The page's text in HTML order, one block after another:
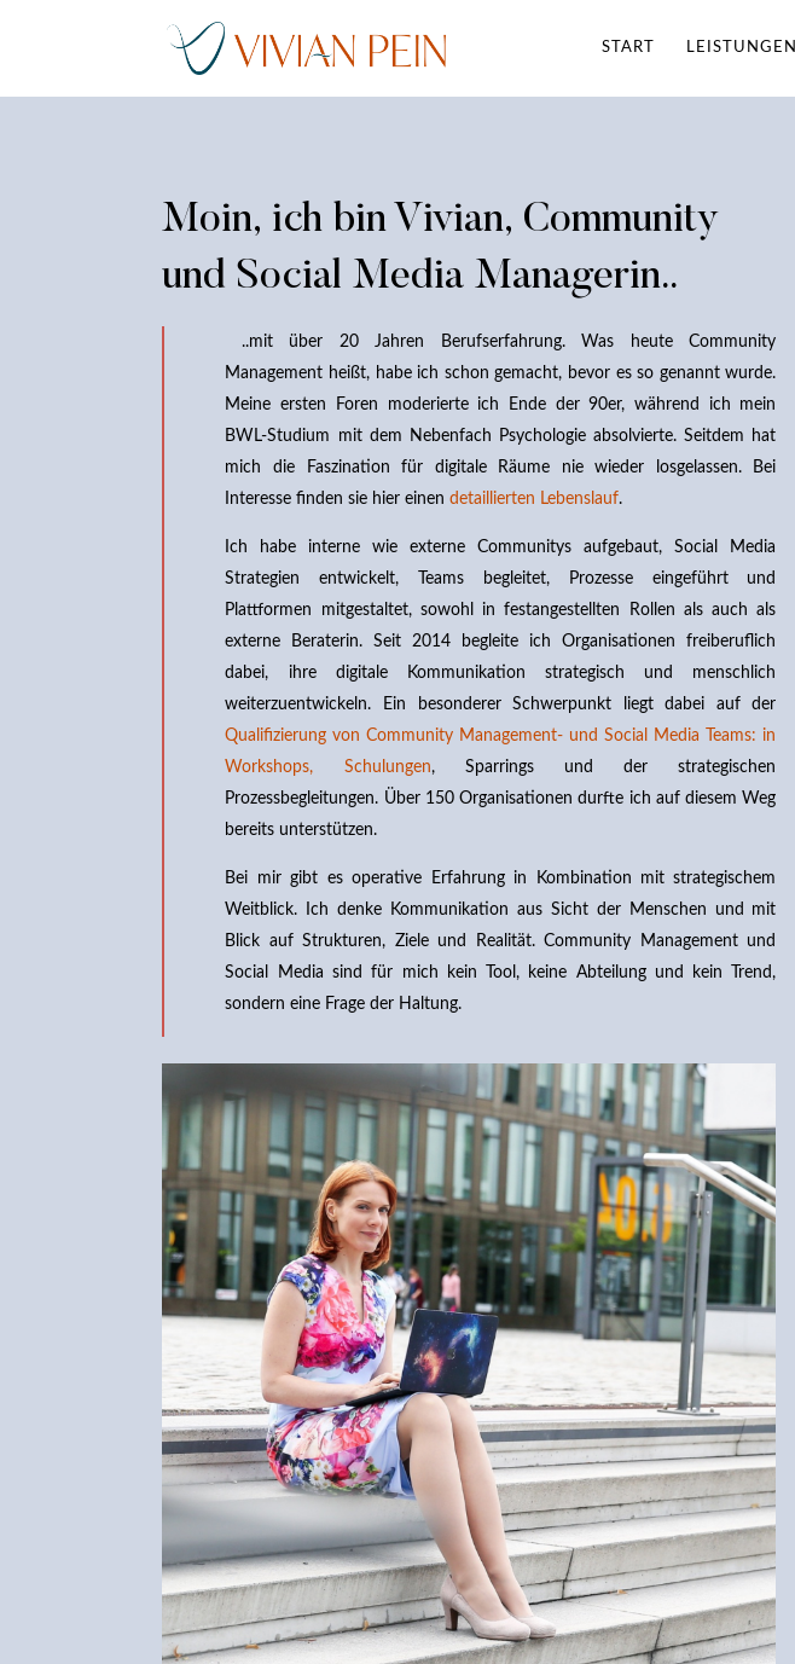
START LEISTUNGEN
Moin, ich bin Vivian, Community
und Social Media Managerin..
..mit über 20 Jahren Berufserfahrung. Was heute Community
Management heißt, habe ich schon gemacht, bevor es so genannt wurde.
Meine ersten Foren moderierte ich Ende der 90er, während ich mein
BWL-Studium mit dem Nebenfach Psychologie absolvierte. Seitdem hat
mich die Faszination für digitale Räume nie wieder losgelassen. Bei
Interesse finden sie hier einendetaillierten Lebenslauf.
Ich habe interne wie externe Communitys aufgebaut, Social Media
Strategien entwickelt, Teams begleitet, Prozesse eingeführt und
Plattformen mitgestaltet, sowohl in festangestellten Rollen als auch als
externe Beraterin. Seit 2014 begleite ich Organisationen freiberuflich
dabei, ihre digitale Kommunikation strategisch und menschlich
weiterzuentwickeln. Ein besonderer Schwerpunkt liegt dabei auf der
Qualifizierung von Community Management- und Social Media Teams: in
Workshops, Schulungen, Sparrings und der strategischen
Prozessbegleitungen. Über 150 Organisationen durfte ich auf diesem Weg
bereits unterstützen.
Bei mir gibt es operative Erfahrung in Kombination mit strategischem
Weitblick. Ich denke Kommunikation aus Sicht der Menschen und mit
Blick auf Strukturen, Ziele und Realität. Community Management und
Social Media sind für mich kein Tool, keine Abteilung und kein Trend,
sondern eine Frage der Haltung.